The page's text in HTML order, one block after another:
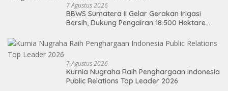
7 Agustus 2026
BBWS Sumatera II Gelar Gerakan Irigasi
Bersih, Dukung Pengairan 18.500 Hektare
7 Agustus 2026
Kurnia Nugraha Raih Penghargaan Indonesia
Public Relations Top Leader 2026